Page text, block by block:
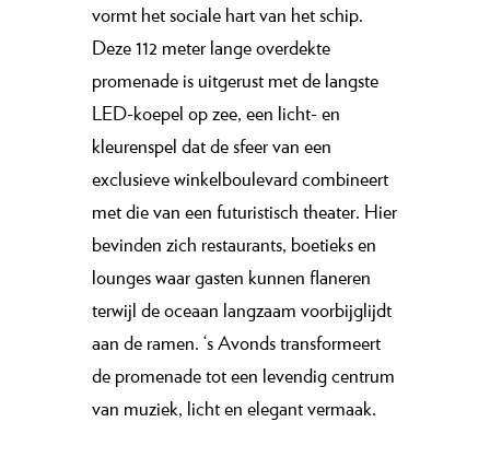
vormt het sociale hart van het schip.
Deze 112 meter lange overdekte
promenade is uitgerust met de langste
LED-koepel op zee, een licht- en
kleurenspel dat de sfeer van een
exclusieve winkelboulevard combineert
met die van een futuristisch theater. Hier
bevinden zich restaurants, boetieks en
lounges waar gasten kunnen flaneren
terwijl de oceaan langzaam voorbijglijdt
aan de ramen. ‘s Avonds transformeert
de promenade tot een levendig centrum
van muziek, licht en elegant vermaak.